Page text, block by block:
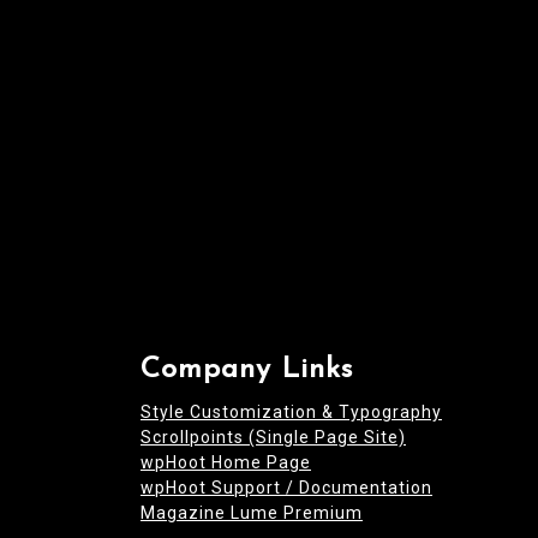
Company Links
Style Customization & Typography
Scrollpoints (Single Page Site)
wpHoot Home Page
wpHoot Support / Documentation
Magazine Lume Premium